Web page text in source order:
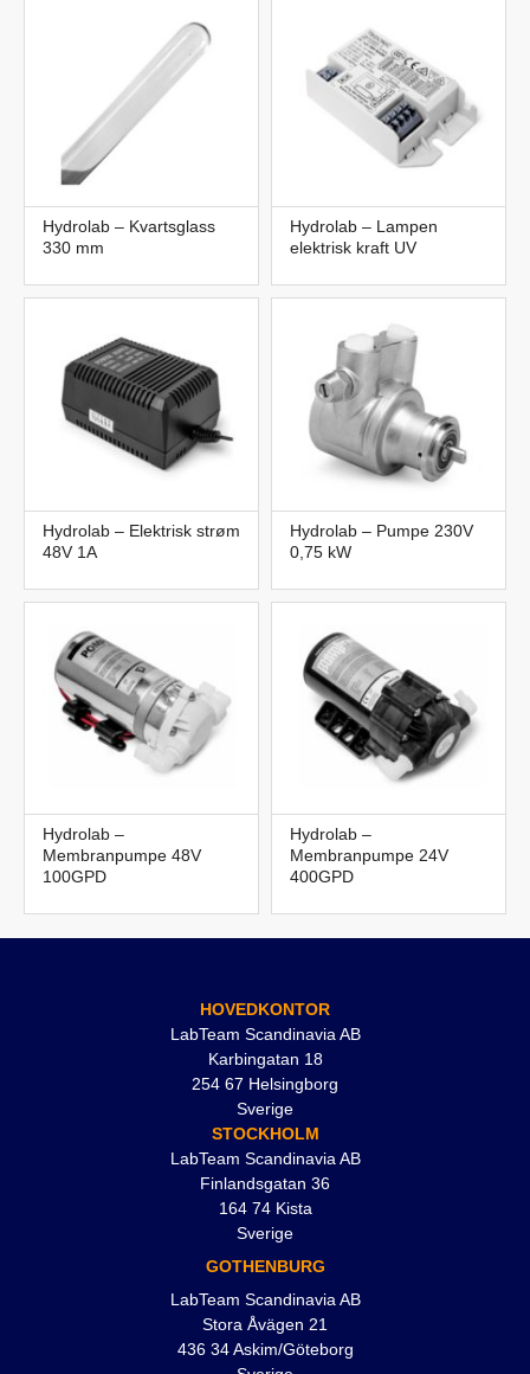
Hydrolab – Kvartsglass
330 mm
Hydrolab – Lampen
elektrisk kraft UV
Hydrolab – Elektrisk strøm
48V 1A
Hydrolab – Pumpe 230V
0,75 kW
Hydrolab –
Membranpumpe 48V
100GPD
Hydrolab –
Membranpumpe 24V
400GPD
HOVEDKONTOR
LabTeam Scandinavia AB
Karbingatan 18
254 67 Helsingborg
Sverige
STOCKHOLM
LabTeam Scandinavia AB
Finlandsgatan 36
164 74 Kista
Sverige
GOTHENBURG
LabTeam Scandinavia AB
Stora Åvägen 21
436 34 Askim/Göteborg